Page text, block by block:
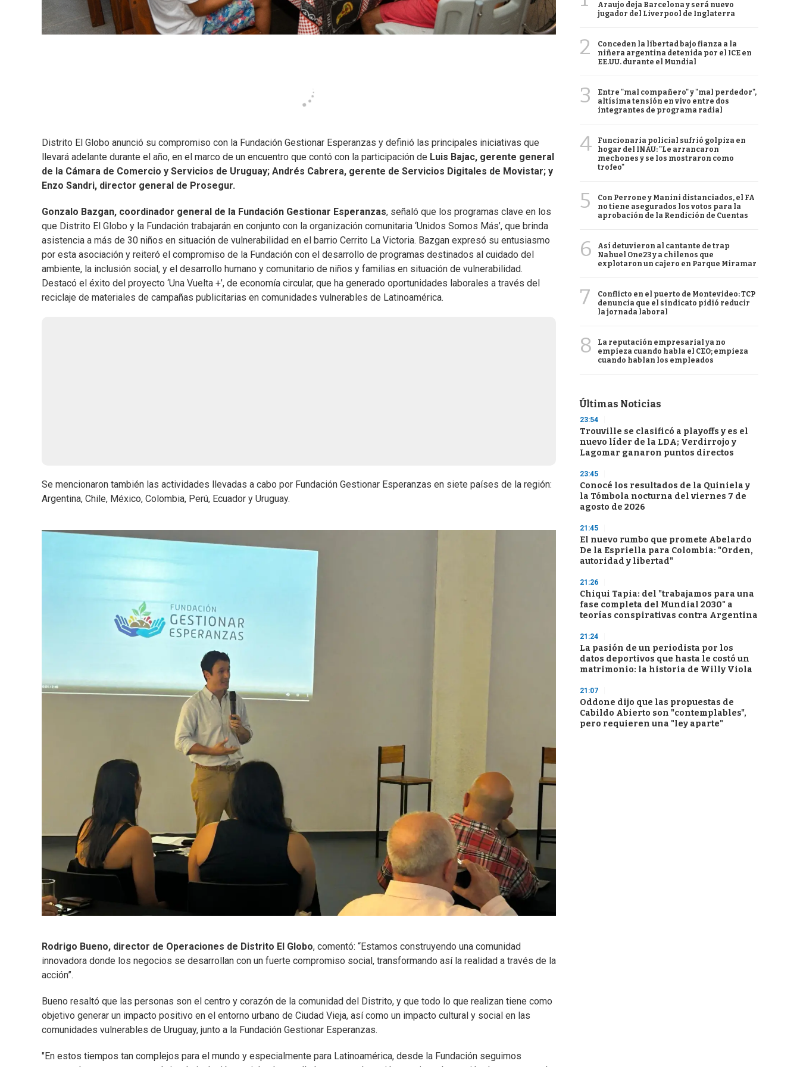
Distrito El Globo anunció su compromiso con la Fundación Gestionar Esperanzas y definió las principales iniciativas que
llevará adelante durante el año, en el marco de un encuentro que contó con la participación de Luis Bajac, gerente general
de la Cámara de Comercio y Servicios de Uruguay; Andrés Cabrera, gerente de Servicios Digitales de Movistar; y
Enzo Sandri, director general de Prosegur.
Gonzalo Bazgan, coordinador general de la Fundación Gestionar Esperanzas, señaló que los programas clave en los
que Distrito El Globo y la Fundación trabajarán en conjunto con la organización comunitaria ‘Unidos Somos Más’, que brinda
asistencia a más de 30 niños en situación de vulnerabilidad en el barrio Cerrito La Victoria. Bazgan expresó su entusiasmo
por esta asociación y reiteró el compromiso de la Fundación con el desarrollo de programas destinados al cuidado del
ambiente, la inclusión social, y el desarrollo humano y comunitario de niños y familias en situación de vulnerabilidad.
Destacó el éxito del proyecto ‘Una Vuelta +’, de economía circular, que ha generado oportunidades laborales a través del
reciclaje de materiales de campañas publicitarias en comunidades vulnerables de Latinoamérica.
Se mencionaron también las actividades llevadas a cabo por Fundación Gestionar Esperanzas en siete países de la región:
Argentina, Chile, México, Colombia, Perú, Ecuador y Uruguay.
Rodrigo Bueno, director de Operaciones de Distrito El Globo, comentó: “Estamos construyendo una comunidad
innovadora donde los negocios se desarrollan con un fuerte compromiso social, transformando así la realidad a través de la
acción”.
Bueno resaltó que las personas son el centro y corazón de la comunidad del Distrito, y que todo lo que realizan tiene como
objetivo generar un impacto positivo en el entorno urbano de Ciudad Vieja, así como un impacto cultural y social en las
comunidades vulnerables de Uruguay, junto a la Fundación Gestionar Esperanzas.
"En estos tiempos tan complejos para el mundo y especialmente para Latinoamérica, desde la Fundación seguimos
Araujo deja Barcelona y será nuevo
jugador del Liverpool de Inglaterra
2
Conceden la libertad bajo fianza a la
niñera argentina detenida por el ICE en
EE.UU. durante el Mundial
3
Entre "mal compañero" y "mal perdedor",
altísima tensión en vivo entre dos
integrantes de programa radial
4
Funcionaria policial sufrió golpiza en
hogar del INAU: "Le arrancaron
mechones y se los mostraron como
trofeo"
5
Con Perrone y Manini distanciados, el FA
no tiene asegurados los votos para la
aprobación de la Rendición de Cuentas
6
Así detuvieron al cantante de trap
Nahuel One23 y a chilenos que
explotaron un cajero en Parque Miramar
7
Conflicto en el puerto de Montevideo: TCP
denuncia que el sindicato pidió reducir
la jornada laboral
8
La reputación empresarial ya no
empieza cuando habla el CEO; empieza
cuando hablan los empleados
Últimas Noticias
23:54
Trouville se clasificó a playoffs y es el
nuevo líder de la LDA; Verdirrojo y
Lagomar ganaron puntos directos
23:45
Conocé los resultados de la Quiniela y
la Tómbola nocturna del viernes 7 de
agosto de 2026
21:45
El nuevo rumbo que promete Abelardo
De la Espriella para Colombia: "Orden,
autoridad y libertad"
21:26
Chiqui Tapia: del "trabajamos para una
fase completa del Mundial 2030" a
teorías conspirativas contra Argentina
21:24
La pasión de un periodista por los
datos deportivos que hasta le costó un
matrimonio: la historia de Willy Viola
21:07
Oddone dijo que las propuestas de
Cabildo Abierto son "contemplables",
pero requieren una "ley aparte"